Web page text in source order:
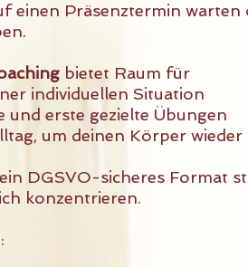
einen Präsenztermin
bietet Raum für
individuellen Situation
und erste gezielte Übungen
um deinen Körper wieder
DGSVO-sicheres Format
konzentrieren.